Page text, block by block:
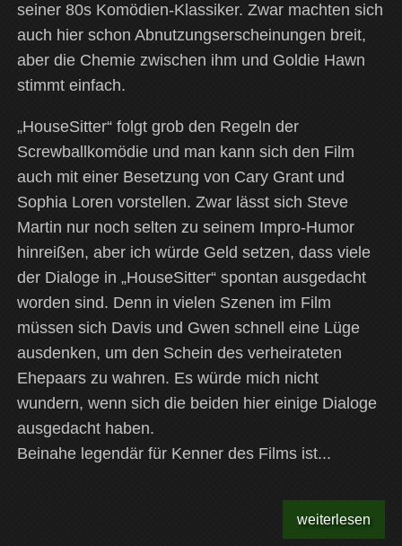
seiner 80s Komödien-Klassiker. Zwar machten sich
auch hier schon Abnutzungserscheinungen breit,
aber die Chemie zwischen ihm und Goldie Hawn
stimmt einfach.
„HouseSitter“ folgt grob den Regeln der
Screwballkomödie und man kann sich den Film
auch mit einer Besetzung von Cary Grant und
Sophia Loren vorstellen. Zwar lässt sich Steve
Martin nur noch selten zu seinem Impro-Humor
hinreißen, aber ich würde Geld setzen, dass viele
der Dialoge in „HouseSitter“ spontan ausgedacht
worden sind. Denn in vielen Szenen im Film
müssen sich Davis und Gwen schnell eine Lüge
ausdenken, um den Schein des verheirateten
Ehepaars zu wahren. Es würde mich nicht
wundern, wenn sich die beiden hier einige Dialoge
ausgedacht haben.
Beinahe legendär für Kenner des Films ist...
weiterlesen